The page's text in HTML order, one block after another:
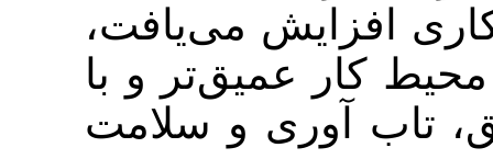
می‌یافت،
عمیق‌تر و با
و سلامت